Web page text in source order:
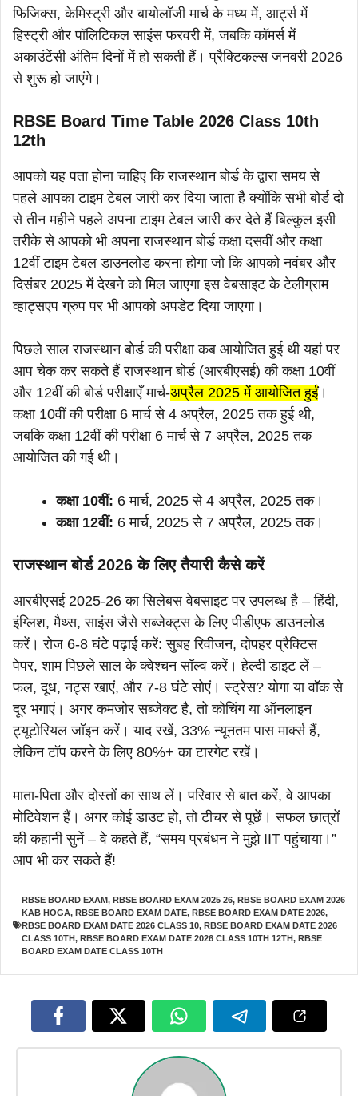
फिजिक्स, केमिस्ट्री और बायोलॉजी मार्च के मध्य में, आर्ट्स में
हिस्ट्री और पॉलिटिकल साइंस फरवरी में, जबकि कॉमर्स में
अकाउंटेंसी अंतिम दिनों में हो सकती हैं। प्रैक्टिकल्स जनवरी 2026
से शुरू हो जाएंगे।
RBSE Board Time Table 2026 Class 10th
12th
आपको यह पता होना चाहिए कि राजस्थान बोर्ड के द्वारा समय से
पहले आपका टाइम टेबल जारी कर दिया जाता है क्योंकि सभी बोर्ड दो
से तीन महीने पहले अपना टाइम टेबल जारी कर देते हैं बिल्कुल इसी
तरीके से आपको भी अपना राजस्थान बोर्ड कक्षा दसवीं और कक्षा
12वीं टाइम टेबल डाउनलोड करना होगा जो कि आपको नवंबर और
दिसंबर 2025 में देखने को मिल जाएगा इस वेबसाइट के टेलीग्राम
व्हाट्सएप ग्रुप पर भी आपको अपडेट दिया जाएगा।
पिछले साल राजस्थान बोर्ड की परीक्षा कब आयोजित हुई थी यहां पर
आप चेक कर सकते हैं राजस्थान बोर्ड (आरबीएसई) की कक्षा 10वीं
और 12वीं की बोर्ड परीक्षाएँ मार्च-अप्रैल 2025 में आयोजित हुईं।
कक्षा 10वीं की परीक्षा 6 मार्च से 4 अप्रैल, 2025 तक हुई थी,
जबकि कक्षा 12वीं की परीक्षा 6 मार्च से 7 अप्रैल, 2025 तक
आयोजित की गई थी।
कक्षा 10वीं: 6 मार्च, 2025 से 4 अप्रैल, 2025 तक।
कक्षा 12वीं: 6 मार्च, 2025 से 7 अप्रैल, 2025 तक।
राजस्थान बोर्ड 2026 के लिए तैयारी कैसे करें
आरबीएसई 2025-26 का सिलेबस वेबसाइट पर उपलब्ध है – हिंदी,
इंग्लिश, मैथ्स, साइंस जैसे सब्जेक्ट्स के लिए पीडीएफ डाउनलोड
करें। रोज 6-8 घंटे पढ़ाई करें: सुबह रिवीजन, दोपहर प्रैक्टिस
पेपर, शाम पिछले साल के क्वेश्चन सॉल्व करें। हेल्दी डाइट लें –
फल, दूध, नट्स खाएं, और 7-8 घंटे सोएं। स्ट्रेस? योगा या वॉक से
दूर भगाएं। अगर कमजोर सब्जेक्ट है, तो कोचिंग या ऑनलाइन
ट्यूटोरियल जॉइन करें। याद रखें, 33% न्यूनतम पास मार्क्स हैं,
लेकिन टॉप करने के लिए 80%+ का टारगेट रखें।
माता-पिता और दोस्तों का साथ लें। परिवार से बात करें, वे आपका
मोटिवेशन हैं। अगर कोई डाउट हो, तो टीचर से पूछें। सफल छात्रों
की कहानी सुनें – वे कहते हैं, “समय प्रबंधन ने मुझे IIT पहुंचाया।”
आप भी कर सकते हैं!
RBSE BOARD EXAM, RBSE BOARD EXAM 2025 26, RBSE BOARD EXAM 2026
KAB HOGA, RBSE BOARD EXAM DATE, RBSE BOARD EXAM DATE 2026,
RBSE BOARD EXAM DATE 2026 CLASS 10, RBSE BOARD EXAM DATE 2026
CLASS 10TH, RBSE BOARD EXAM DATE 2026 CLASS 10TH 12TH, RBSE
BOARD EXAM DATE CLASS 10TH